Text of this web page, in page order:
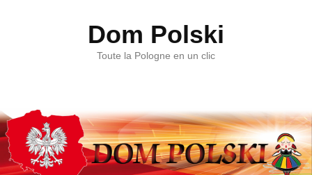
Dom Polski
Toute la Pologne en un clic